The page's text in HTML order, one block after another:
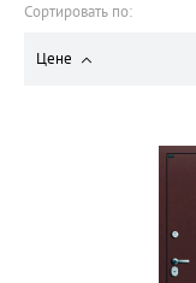
Сортировать по:
Цене